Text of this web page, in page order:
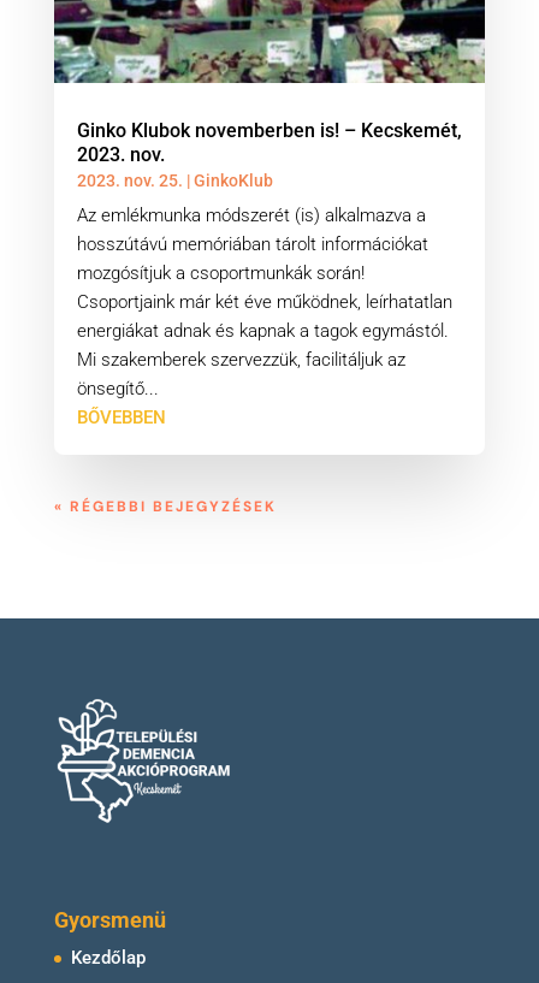
Ginko Klubok novemberben is! – Kecskemét,
2023. nov.
2023. nov. 25. |GinkoKlub
Az emlékmunka módszerét (is) alkalmazva a
hosszútávú memóriában tárolt információkat
mozgósítjuk a csoportmunkák során!
Csoportjaink már két éve működnek, leírhatatlan
energiákat adnak és kapnak a tagok egymástól.
Mi szakemberek szervezzük, facilitáljuk az
önsegítő...
BŐVEBBEN
« RÉGEBBI BEJEGYZÉSEK
Gyorsmenü
Kezdőlap